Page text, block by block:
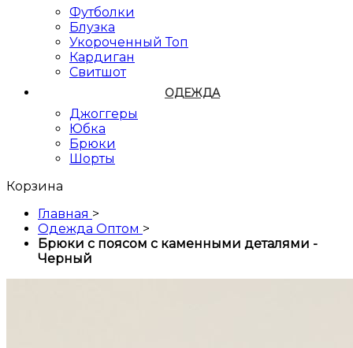
Футболки
Блузка
Укороченный Топ
Кардиган
Свитшот
ОДЕЖДА
Джоггеры
Юбка
Брюки
Шорты
Корзина
Главная >
Одежда Оптом >
Брюки с поясом с каменными деталями -
Черный